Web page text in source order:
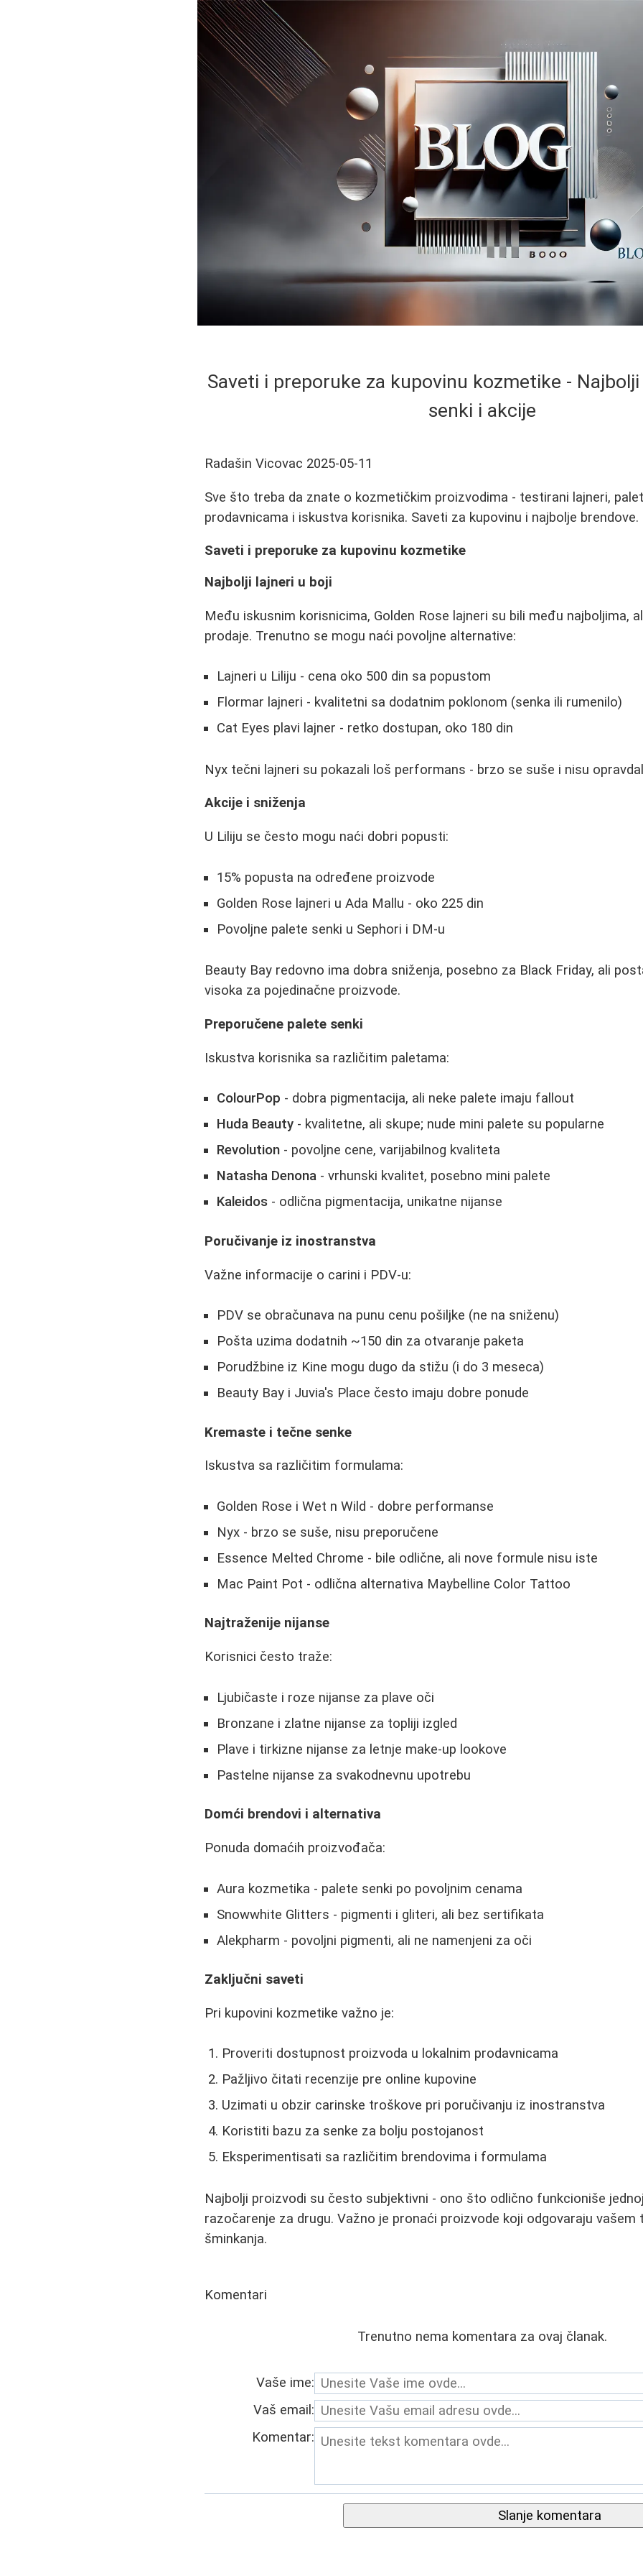
Saveti i preporuke za kupovinu kozmetike -
senki i akcije
Radašin Vicovac 2025-05-11
Sve što treba da znate o kozmetičkim proizvodima - testirani lajneri,
prodavnicama i iskustva korisnika. Saveti za kupovinu i najbolje brendove.
Saveti i preporuke za kupovinu kozmetike
Najbolji lajneri u boji
Među iskusnim korisnicima, Golden Rose lajneri su bili među najboljima,
prodaje. Trenutno se mogu naći povoljne alternative:
Lajneri u Liliju - cena oko 500 din sa popustom
Flormar lajneri - kvalitetni sa dodatnim poklonom (senka ili rumenilo)
Cat Eyes plavi lajner - retko dostupan, oko 180 din
Nyx tečni lajneri su pokazali loš performans - brzo se suše i nisu
Akcije i sniženja
U Liliju se često mogu naći dobri popusti:
15% popusta na određene proizvode
Golden Rose lajneri u Ada Mallu - oko 225 din
Povoljne palete senki u Sephori i DM-u
Beauty Bay redovno ima dobra sniženja, posebno za Black Friday, ali
visoka za pojedinačne proizvode.
Preporučene palete senki
Iskustva korisnika sa različitim paletama:
ColourPop - dobra pigmentacija, ali neke palete imaju fallout
Huda Beauty - kvalitetne, ali skupe; nude mini palete su popularne
Revolution - povoljne cene, varijabilnog kvaliteta
Natasha Denona - vrhunski kvalitet, posebno mini palete
Kaleidos - odlična pigmentacija, unikatne nijanse
Poručivanje iz inostranstva
Važne informacije o carini i PDV-u:
PDV se obračunava na punu cenu pošiljke (ne na sniženu)
Pošta uzima dodatnih ~150 din za otvaranje paketa
Porudžbine iz Kine mogu dugo da stižu (i do 3 meseca)
Beauty Bay i Juvia's Place često imaju dobre ponude
Kremaste i tečne senke
Iskustva sa različitim formulama:
Golden Rose i Wet n Wild - dobre performanse
Nyx - brzo se suše, nisu preporučene
Essence Melted Chrome - bile odlične, ali nove formule nisu iste
Mac Paint Pot - odlična alternativa Maybelline Color Tattoo
Najtraženije nijanse
Korisnici često traže:
Ljubičaste i roze nijanse za plave oči
Bronzane i zlatne nijanse za topliji izgled
Plave i tirkizne nijanse za letnje make-up lookove
Pastelne nijanse za svakodnevnu upotrebu
Domći brendovi i alternativa
Ponuda domaćih proizvođača:
Aura kozmetika - palete senki po povoljnim cenama
Snowwhite Glitters - pigmenti i gliteri, ali bez sertifikata
Alekpharm - povoljni pigmenti, ali ne namenjeni za oči
Zaključni saveti
Pri kupovini kozmetike važno je:
Proveriti dostupnost proizvoda u lokalnim prodavnicama
Pažljivo čitati recenzije pre online kupovine
Uzimati u obzir carinske troškove pri poručivanju iz inostranstva
Koristiti bazu za senke za bolju postojanost
Eksperimentisati sa različitim brendovima i formulama
Najbolji proizvodi su često subjektivni - ono što odlično funkcioniše
razočarenje za drugu. Važno je pronaći proizvode koji odgovaraju vašem
šminkanja.
Komentari
Trenutno nema komentara za ovaj članak.
Vaše ime:
Vaš email:
Komentar:
Slanje komentara